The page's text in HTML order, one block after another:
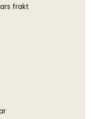
frakt